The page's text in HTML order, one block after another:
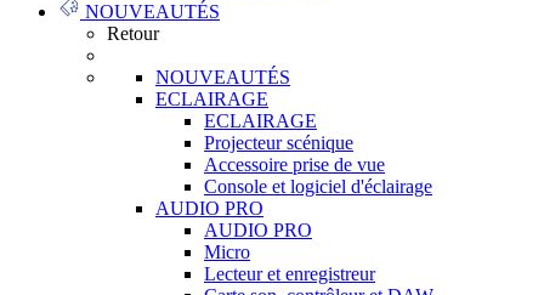
NOUVEAUTÉS
Retour
NOUVEAUTÉS
ECLAIRAGE
ECLAIRAGE
Projecteur scénique
Accessoire prise de vue
Console et logiciel d'éclairage
AUDIO PRO
AUDIO PRO
Micro
Lecteur et enregistreur